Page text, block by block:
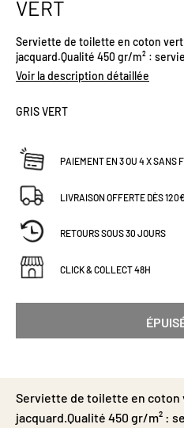
de
la
Galerie
d’images
VERT
Serviette de toilette en coton
jacquard.Qualité 450 gr/m² :
qu'absorbante.Dimensions (cm) :
Voir la description détaillée
GRIS VERT
PAIEMENT EN 3 OU 4 X SANS
LIVRAISON OFFERTE DÈS 120€
RETOURS SOUS 30 JOURS
CLICK & COLLECT 48H
Serviette de toilette en coton
jacquard.Qualité 450 gr/m² :